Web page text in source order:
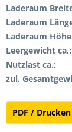
Laderaum
Laderaum
Laderaum
Leergewicht ca.:
Nutzlast ca.:
zul.
PDF / Drucken